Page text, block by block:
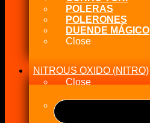
POLERAS
POLERONES
DUENDE MÁGICO
Close
NITROUS OXIDO (NITRO)
Close